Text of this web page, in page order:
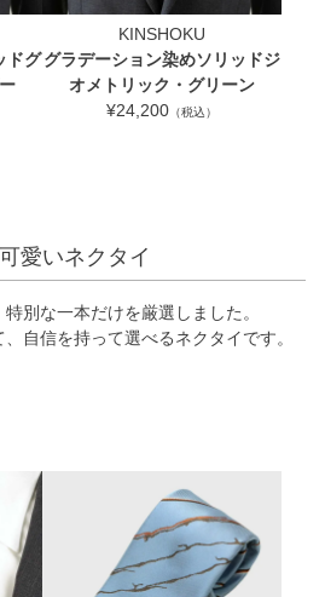
ドグ
KINSHOKU
グラデーション染めソリッドジ
オメトリック・グリーン
¥24,200 （税込）
愛いネクタイ
別な一本だけを厳選しました。
自信を持って選べるネクタイです。